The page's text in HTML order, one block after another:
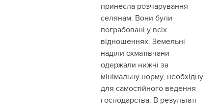
принесла розчарування
селянам. Вони були
пограбовані у всіх
відношеннях. Земельні
наділи охматівчани
одержали нижчі за
мінімальну норму, необхідну
для самостійного ведення
господарства. В результаті